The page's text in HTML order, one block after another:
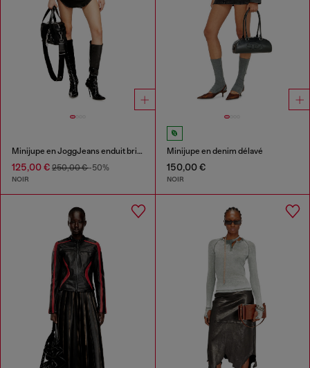
Minijupe en JoggJeans enduit brillant
125,00 € 250,00 €-50%
NOIR
Minijupe en denim délavé
150,00 €
NOIR